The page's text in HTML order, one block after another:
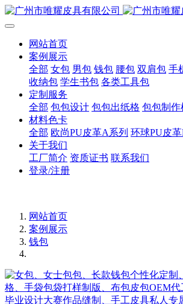
网站首页
案例展示
全部 女包 男包 钱包 腰包 双肩包 手
收纳包 学生书包 各类工具包
定制服务
全部 包包设计 包包出纸格 包包制作
材料色卡
全部 欧尚PU皮革A系列 环球PU皮革
关于我们
工厂简介 资质证书 联系我们
登录/注册
网站首页
案例展示
钱包